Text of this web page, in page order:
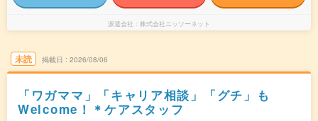
派遣会社 株式会社ニッソーネット
未読 掲載日 2026/08/06
「ワガママ」「キャリア相談」「グチ」も
Welcome！＊ケアスタッフ